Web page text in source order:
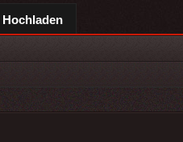
Hochladen